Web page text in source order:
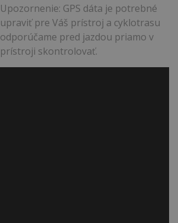
Upozornenie: GPS dáta je potrebné
upraviť pre Váš prístroj a cyklotrasu
odporúčame pred jazdou priamo v
prístroji skontrolovať.